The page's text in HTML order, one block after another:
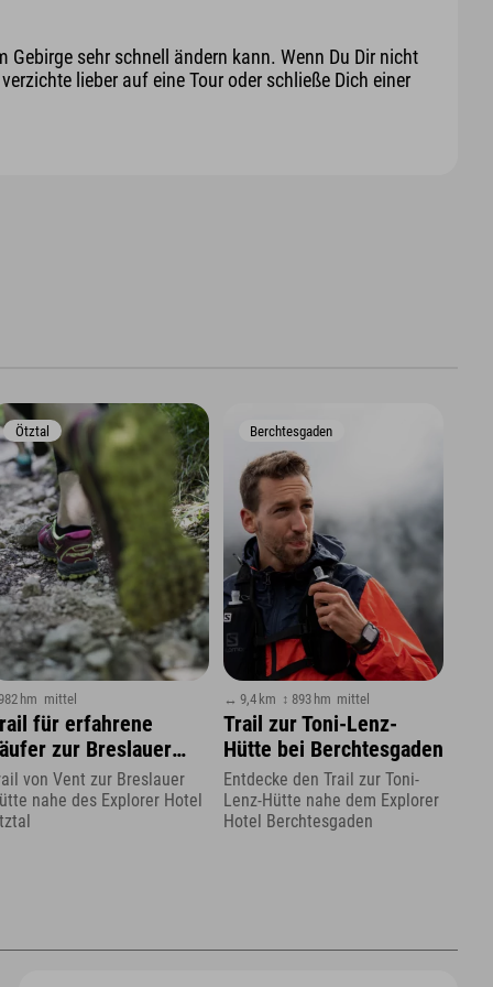
sehr schnell ändern kann. Wenn Du Dir nicht
lieber auf eine Tour oder schließe Dich einer
Ötztal
hm mittel
für erfahrene
zur Breslauer
von Vent zur Breslauer
nahe des Explorer Hotel
Berchtesgaden
↔ 9,4 km ↕ 893 hm mittel
Trail zur Toni-Lenz-
Hütte bei Berchtesgaden
Entdecke den Trail zur Toni-
Lenz-Hütte nahe dem Explorer
Hotel Berchtesgaden